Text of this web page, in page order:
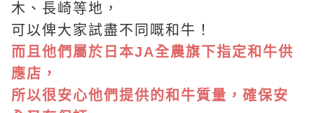
木、長崎等地，
可以俾大家試盡不同嘅和牛！
而且他們屬於日本JA全農旗下指定和牛供
應店，
所以很安心他們提供的和牛質量，確保安